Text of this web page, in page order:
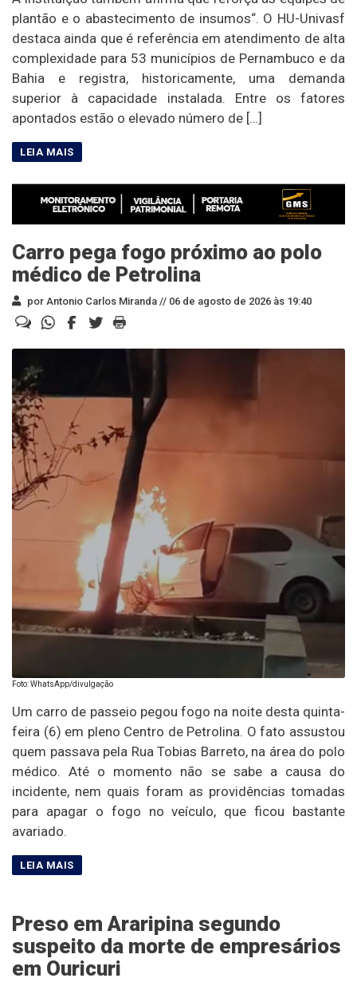
plantão e o abastecimento de insumos“. O HU-Univasf
destaca ainda que é referência em atendimento de alta
complexidade para 53 municípios de Pernambuco e da
Bahia e registra, historicamente, uma demanda
superior à capacidade instalada. Entre os fatores
apontados estão o elevado número de […]
Carro pega fogo próximo ao polo
médico de Petrolina
por Antonio Carlos Miranda // 06 de agosto de 2026 às 19:40
Foto: WhatsApp/divulgação
Um carro de passeio pegou fogo na noite desta quinta-
feira (6) em pleno Centro de Petrolina. O fato assustou
quem passava pela Rua Tobias Barreto, na área do polo
médico. Até o momento não se sabe a causa do
incidente, nem quais foram as providências tomadas
para apagar o fogo no veículo, que ficou bastante
avariado.
Preso em Araripina segundo
suspeito da morte de empresários
em Ouricuri